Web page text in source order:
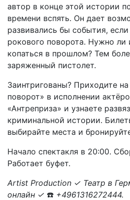
автор в конце этой истории
времени вспять. Он дает
развивались бы события,
рокового поворота. Нужно ли
копаться в прошлом? Тем
заряженный пистолет.
Заинтригованы? Приходите
поворот» в исполнении
«Антреприза» и узнаете
криминальной истории.
выбирайте места и
Начало спектакля в 20:00.
Работает буфет.
Artist Production ✓ Театр в
онлайн ✓ ☎️️ +4961316272444.